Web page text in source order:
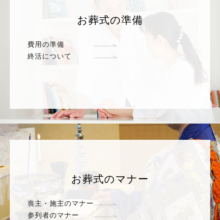
お葬式の準備
費用の準備
終活について
お葬式のマナー
喪主・施主のマナー
参列者のマナー